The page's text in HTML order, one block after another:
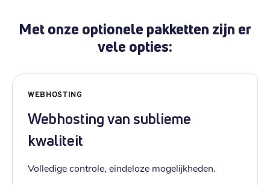
Met onze optionele pakketten zijn er
vele opties:
WEBHOSTING
Webhosting van sublieme
kwaliteit
Volledige controle, eindeloze mogelijkheden.